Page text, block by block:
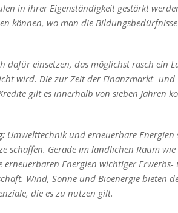
in ihrer Eigenständigkeit gestärkt
können, wo man die
dafür einsetzen, das möglichst rasch ein
wird. Die zur Zeit der Finanzmarkt- und
gilt es innerhalb von sieben Jahren
Umwelttechnik und erneuerbare
schaffen. Gerade im ländlichen Raum wie
erneuerbaren Energien wichtiger Erwerbs-
Wind, Sonne und Bioenergie bieten
die es zu nutzen gilt.